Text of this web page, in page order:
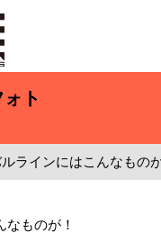
ト
ラインにはこんなもの
ものが！